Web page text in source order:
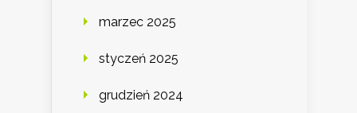
marzec 2025
styczeń 2025
grudzień 2024